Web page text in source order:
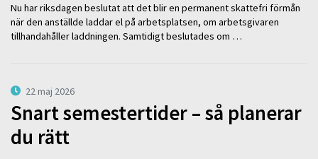
Nu har riksdagen beslutat att det blir en permanent skattefri förmån
när den anställde laddar el på arbetsplatsen, om arbetsgivaren
tillhandahåller laddningen. Samtidigt beslutades om …
22 maj 2026
Snart semestertider – så planerar
du rätt